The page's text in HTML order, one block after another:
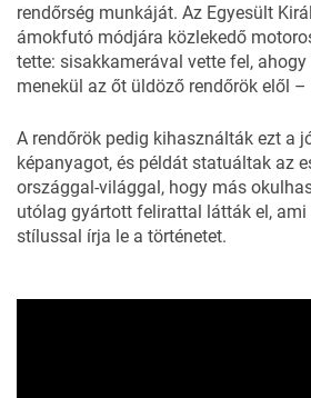
rendőrség munkáját. Az Egyesült
ámokfutó módjára közlekedő
tette: sisakkamerával vette fel,
menekül az őt üldöző rendőrök elől –
A rendőrök pedig kihasználták ezt a
képanyagot, és példát statuáltak az
országgal-világgal, hogy más
utólag gyártott felirattal látták el, ami
stílussal írja le a történetet.